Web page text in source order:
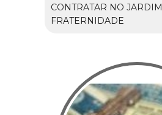
CONTRATAR NO JARDIM
FRATERNIDADE